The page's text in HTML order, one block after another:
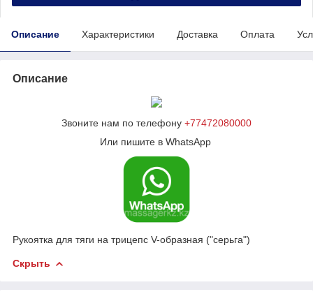
Описание Характеристики Доставка Оплата
Описание
Звоните нам по телефону +77472080000
Или пишите в WhatsApp
Рукоятка для тяги на трицепс V-образная ("серьга")
Скрыть